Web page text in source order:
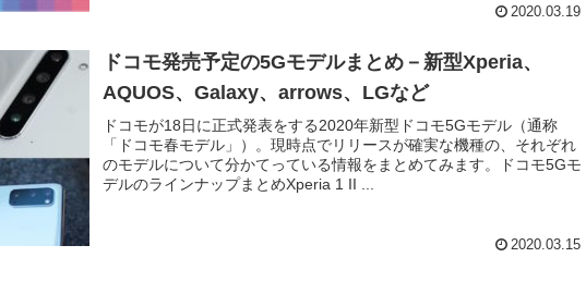
2020.03.19
ドコモ発売予定の5Gモデルまとめ－新型Xperia、
AQUOS、Galaxy、arrows、LGなど
ドコモが18日に正式発表をする2020年新型ドコモ5Gモデル（通称
「ドコモ春モデル」）。現時点でリリースが確実な機種の、それぞれ
のモデルについて分かてっている情報をまとめてみます。ドコモ5Gモ
デルのラインナップまとめXperia 1 II ...
2020.03.15